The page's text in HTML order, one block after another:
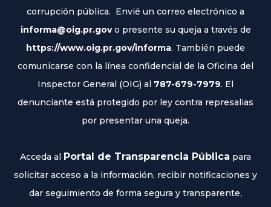
corrupción pública. Envié un correo electrónico a
informa@oig.pr.govo presente su queja a través de
https://www.oig.pr.gov/informa. También puede
comunicarse con la línea confidencial de la Oficina del
Inspector General (OIG) al 787-679-7979. El
denunciante está protegido por ley contra represalias
por presentar una queja.
Acceda al Portal de Transparencia Pública para
solicitar acceso a la información, recibir notificaciones y
dar seguimiento de forma segura y transparente,